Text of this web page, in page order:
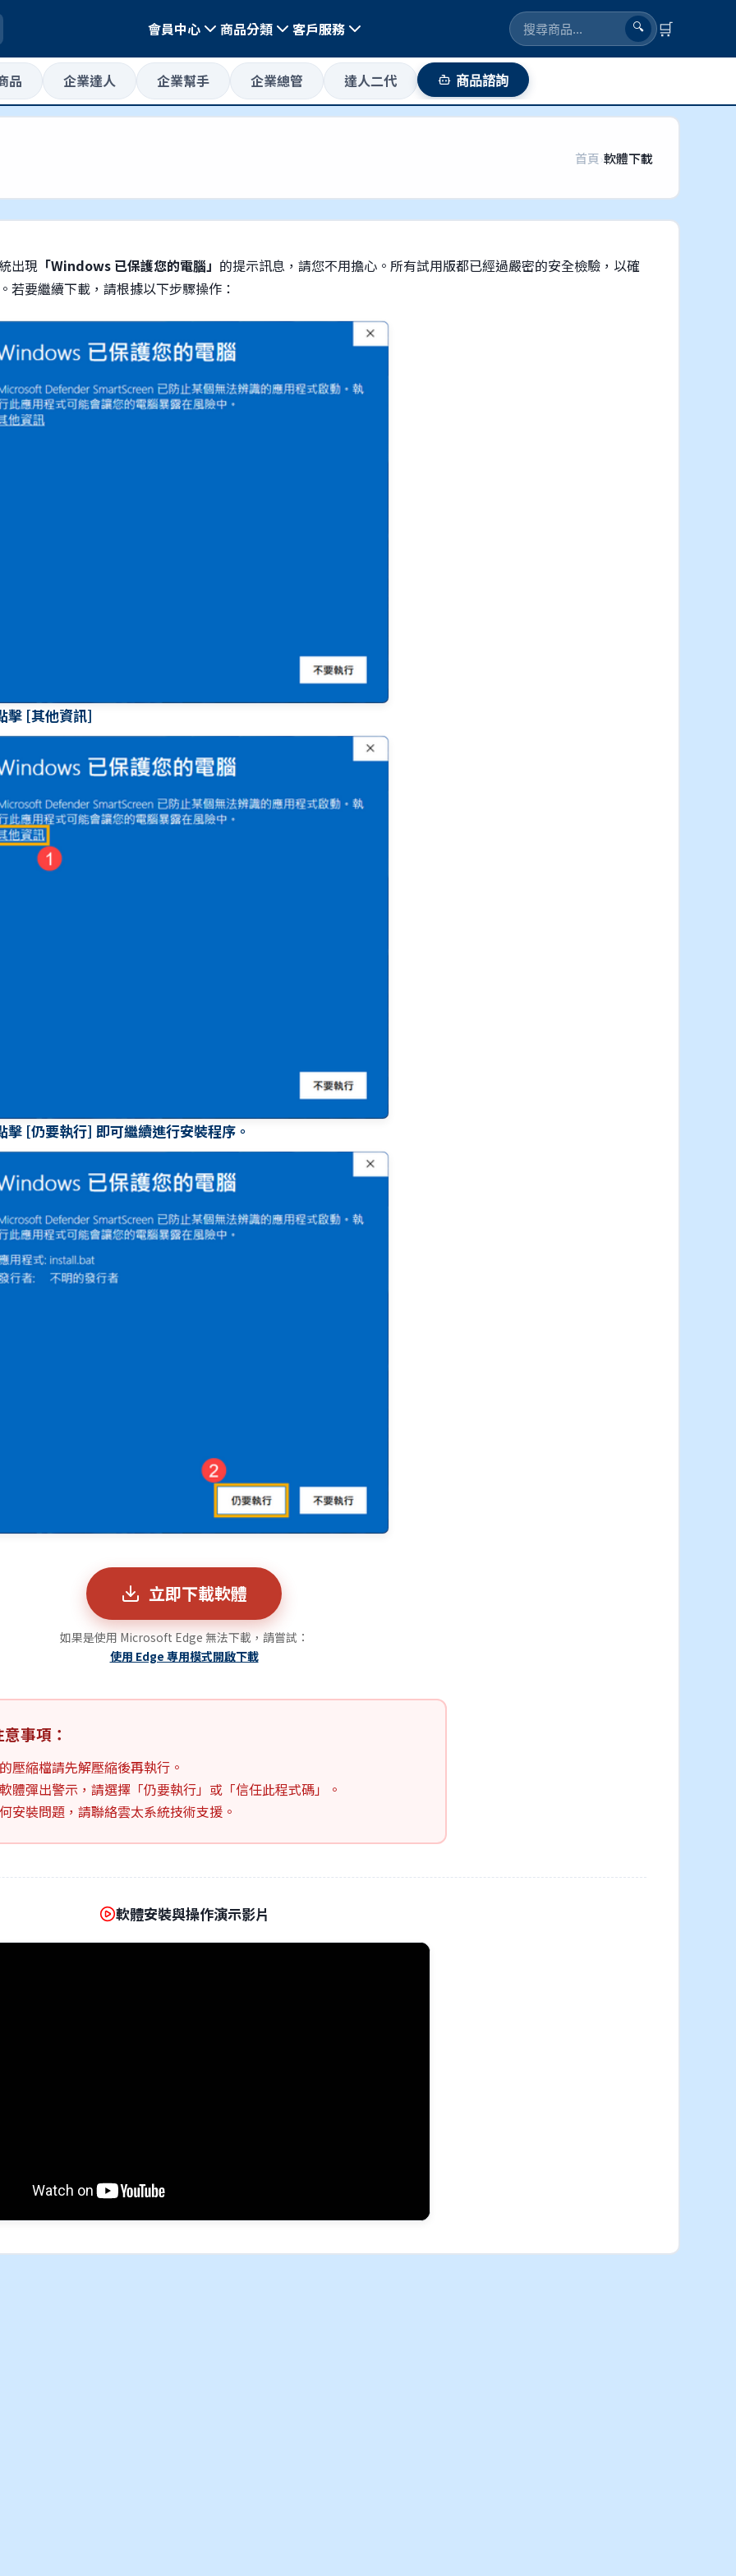
會員中心 商品分類 客戶服務 🔍 🛒
品 企業達人 企業幫手 企業總管 達人二代 商品諮詢
首頁›軟體下載
出現 「Windows 已保護您的電腦」 的提示訊息，請您不用擔心。所有試用版都已經過嚴密的安全檢驗，以確
要繼續下載，請根據以下步驟操作：
擊 [其他資訊]
擊 [仍要執行] 即可繼續進行安裝程序。
立即下載軟體
如果是使用 Microsoft Edge 無法下載，請嘗試：
使用 Edge 專用模式開啟下載
事項：
壓縮檔請先解壓縮後再執行。
體彈出警示，請選擇「仍要執行」或「信任此程式碼」。
安裝問題，請聯絡雲太系統技術支援。
軟體安裝與操作演示影片